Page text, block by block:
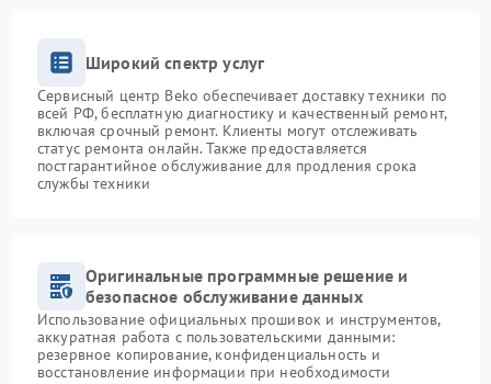
Широкий спектр услуг
Сервисный центр Beko обеспечивает доставку техники по
всей РФ, бесплатную диагностику и качественный ремонт,
включая срочный ремонт. Клиенты могут отслеживать
статус ремонта онлайн. Также предоставляется
постгарантийное обслуживание для продления срока
службы техники
Оригинальные программные решение и
безопасное обслуживание данных
Использование официальных прошивок и инструментов,
аккуратная работа с пользовательскими данными:
резервное копирование, конфиденциальность и
восстановление информации при необходимости